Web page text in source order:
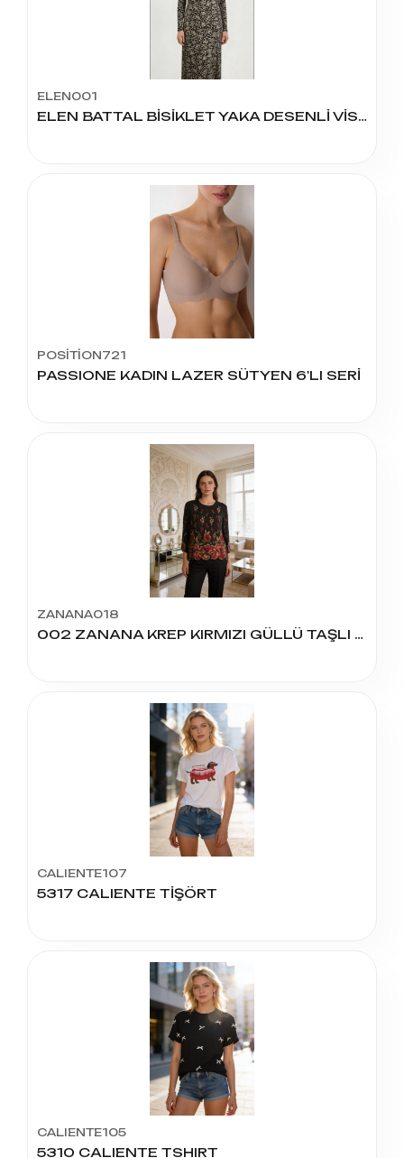
ELEN001
ELEN BATTAL BİSİKLET YAKA DESENLİ VİSKON ELBİSE
POSİTİON721
PASSIONE KADIN LAZER SÜTYEN 6'LI SERİ
ZANANA018
002 ZANANA KREP KIRMIZI GÜLLÜ TAŞLI BLUZ
CALIENTE107
5317 CALIENTE TİŞÖRT
CALIENTE105
5310 CALIENTE TSHIRT